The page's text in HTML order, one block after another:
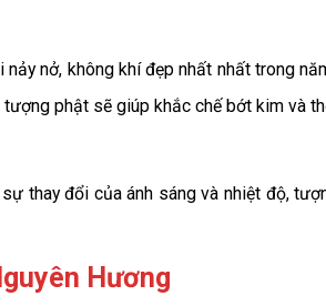
nở, không khí đẹp nhất nhất trong
phật sẽ giúp khắc chế bớt kim và
thay đổi của ánh sáng và nhiệt độ,
Hương